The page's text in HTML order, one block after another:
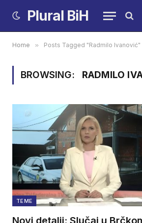
Plural BiH
Home » Posts Tagged "Radmilo Ivanović"
BROWSING: RADMILO
TEME